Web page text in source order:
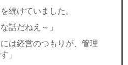
続けていました。
話だねえ～」
には経営のつもりが、管理
」